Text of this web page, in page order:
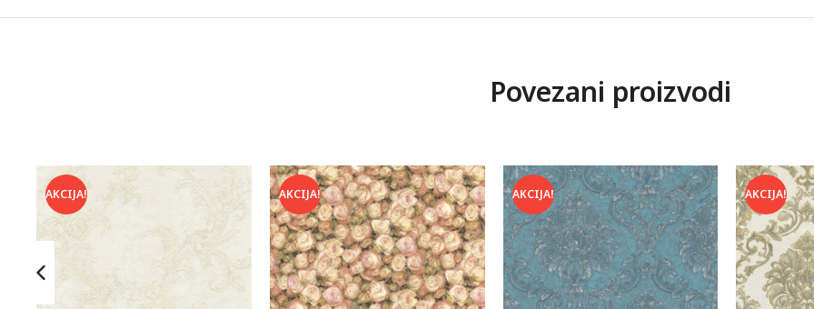
Povezani proizvodi
AKCIJA! AKCIJA! AKCIJA! AKCIJA!